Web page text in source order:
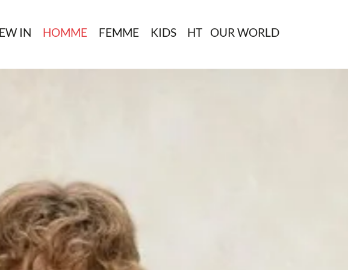
IN HOMME FEMME KIDS HT OUR WORLD